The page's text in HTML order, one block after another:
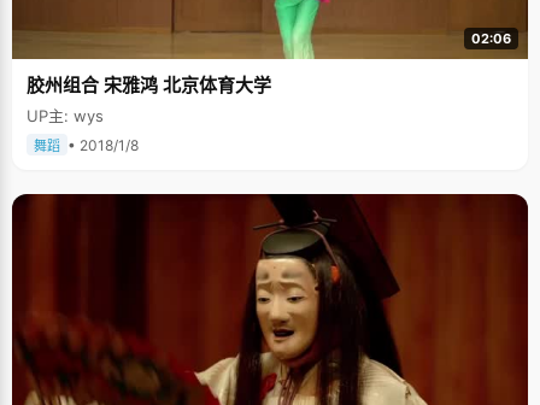
02:06
㬵州组合 宋雅鸿 北京体育大学
UP主: wys
舞蹈 • 2018/1/8